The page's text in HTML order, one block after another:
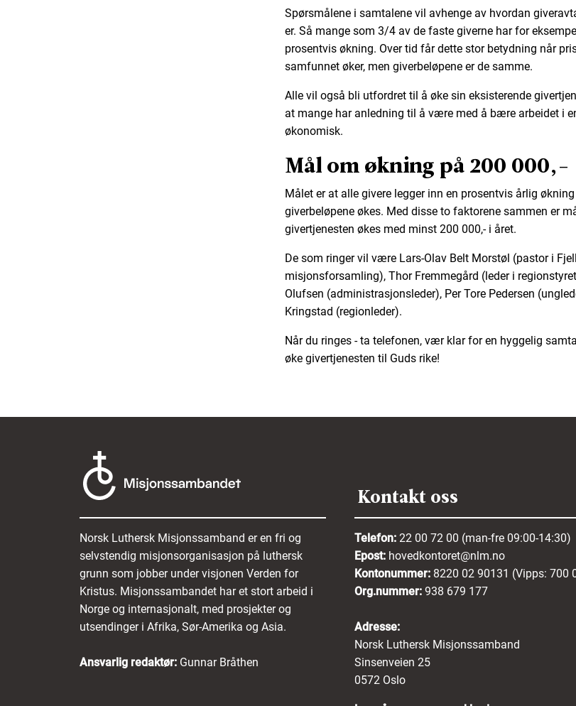
Spørsmålene i samtalene vil avhenge av hvordan
er. Så mange som 3/4 av de faste giverne har for
prosentvis økning. Over tid får dette stor betydning når
samfunnet øker, men giverbeløpene er de samme.
Alle vil også bli utfordret til å øke sin eksisterende
at mange har anledning til å være med å bære arbeidet i
økonomisk.
Mål om økning på 200 000,-
Målet er at alle givere legger inn en prosentvis årlig
giverbeløpene økes. Med disse to faktorene sammen er
givertjenesten økes med minst 200 000,- i året.
De som ringer vil være Lars-Olav Belt Morstøl (pastor i
misjonsforsamling), Thor Fremmegård (leder i
Olufsen (administrasjonsleder), Per Tore Pedersen
Kringstad (regionleder).
Når du ringes - ta telefonen, vær klar for en hyggelig
øke givertjenesten til Guds rike!
Norsk Luthersk Misjonssamband er en fri og
selvstendig misjonsorganisasjon på luthersk
grunn som jobber under visjonen Verden for
Kristus. Misjonssambandet har et stort arbeid i
Norge og internasjonalt, med prosjekter og
utsendinger i Afrika, Sør-Amerika og Asia.
Ansvarlig redaktør: Gunnar Bråthen
Kontakt oss
Telefon: 22 00 72 00 (man-fre 09:00-14:30)
Epost: hovedkontoret@nlm.no
Kontonummer: 8220 02 90131 (Vipps: 700
Org.nummer: 938 679 177
Adresse:
Norsk Luthersk Misjonssamband
Sinsenveien 25
0572 Oslo